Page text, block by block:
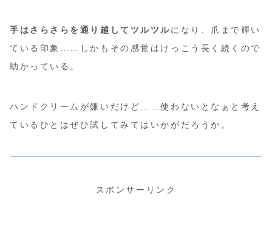
手はさらさらを通り越してツルツルになり、爪まで輝い
ている印象……しかもその感覚はけっこう長く続くので
助かっている。
ハンドクリームが嫌いだけど……使わないとなぁと考え
ているひとはぜひ試してみてはいかがだろうか。
スポンサーリンク